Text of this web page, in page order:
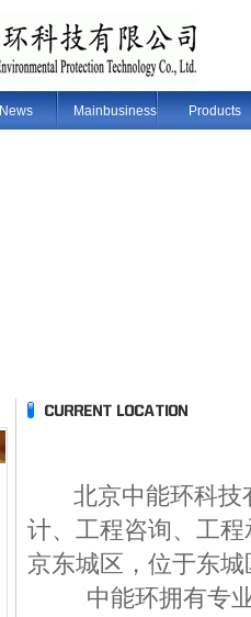
News Mainbusiness
Products
北京中能环科技
计、工程咨询、工
京东城区，位于东
中能环拥有专业